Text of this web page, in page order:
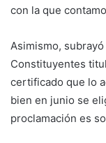
con la que
Asimismo,
Constituyentes
certificado que lo
bien en junio se
proclamación es